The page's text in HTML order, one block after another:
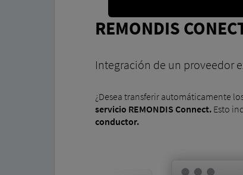
REMONDIS
Integración de un proveedor
¿Desea transferir automáticamente
servicio REMONDIS Connect.Esto
conductor.